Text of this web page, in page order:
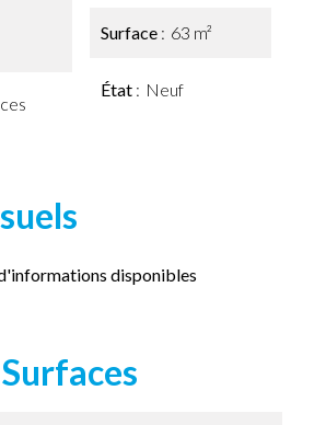
Surface 63 m²
État Neuf
disponibles
Surfaces